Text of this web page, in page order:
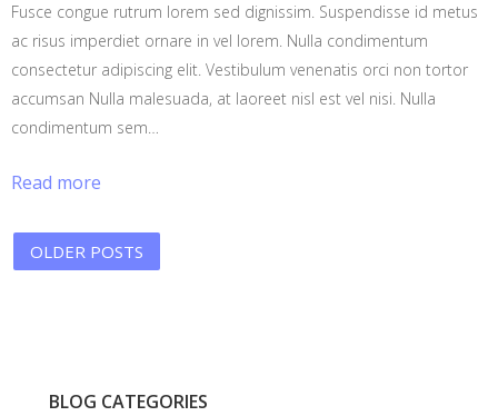
Fusce congue rutrum lorem sed dignissim. Suspendisse id metus
ac risus imperdiet ornare in vel lorem. Nulla condimentum
consectetur adipiscing elit. Vestibulum venenatis orci non tortor
accumsan Nulla malesuada, at laoreet nisl est vel nisi. Nulla
condimentum sem…
Read more
OLDER POSTS
BLOG CATEGORIES